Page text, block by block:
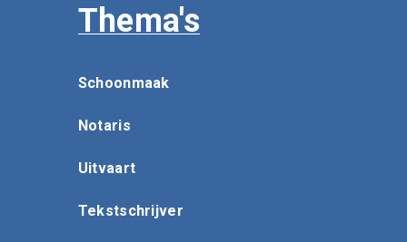
Thema's
Schoonmaak
Notaris
Uitvaart
Tekstschrijver